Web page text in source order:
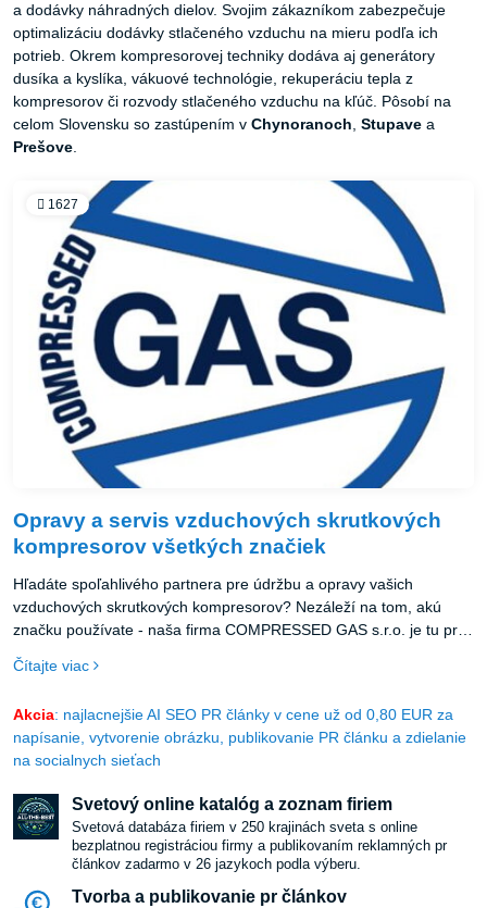
a dodávky náhradných dielov. Svojim zákazníkom zabezpečuje
optimalizáciu dodávky stlačeného vzduchu na mieru podľa ich
potrieb. Okrem kompresorovej techniky dodáva aj generátory
dusíka a kyslíka, vákuové technológie, rekuperáciu tepla z
kompresorov či rozvody stlačeného vzduchu na kľúč. Pôsobí na
celom Slovensku so zastúpením v Chynoranoch, Stupave a
Prešove.
1627
Opravy a servis vzduchových skrutkových
kompresorov všetkých značiek
Hľadáte spoľahlivého partnera pre údržbu a opravy vašich
vzduchových skrutkových kompresorov? Nezáleží na tom, akú
značku používate - naša firma COMPRESSED GAS s.r.o. je tu pre
Čítajte viac
Akcia: najlacnejšie AI SEO PR články v cene už od 0,80 EUR za
napísanie, vytvorenie obrázku, publikovanie PR článku a zdielanie
na socialnych sieťach
Svetový online katalóg a zoznam firiem
Svetová databáza firiem v 250 krajinách sveta s online
bezplatnou registráciou firmy a publikovaním reklamných pr
článkov zadarmo v 26 jazykoch podla výberu.
Tvorba a publikovanie pr článkov